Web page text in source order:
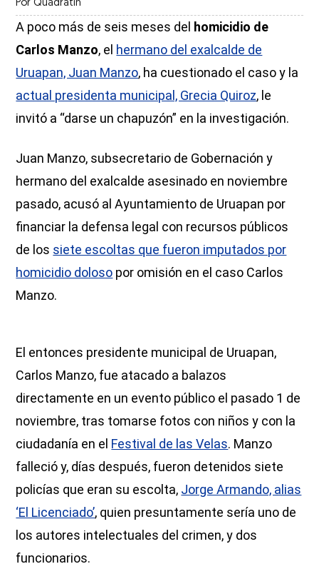
Por Quadratín
A poco más de seis meses del homicidio de
Carlos Manzo, el hermano del exalcalde de
Uruapan, Juan Manzo, ha cuestionado el caso y la
actual presidenta municipal, Grecia Quiroz, le
invitó a “darse un chapuzón” en la investigación.
Juan Manzo, subsecretario de Gobernación y
hermano del exalcalde asesinado en noviembre
pasado, acusó al Ayuntamiento de Uruapan por
financiar la defensa legal con recursos públicos
de los siete escoltas que fueron imputados por
homicidio doloso por omisión en el caso Carlos
Manzo.
El entonces presidente municipal de Uruapan,
Carlos Manzo, fue atacado a balazos
directamente en un evento público el pasado 1 de
noviembre, tras tomarse fotos con niños y con la
ciudadanía en el Festival de las Velas. Manzo
falleció y, días después, fueron detenidos siete
policías que eran su escolta, Jorge Armando, alias
‘El Licenciado’, quien presuntamente sería uno de
los autores intelectuales del crimen, y dos
funcionarios.